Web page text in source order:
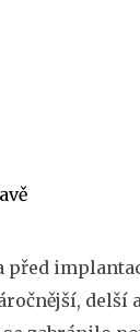
před
delší